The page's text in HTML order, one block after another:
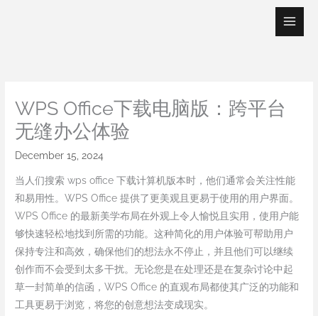
WPS Office下载电脑版：跨平台
无缝办公体验
December 15, 2024
当人们搜索 wps office 下载计算机版本时，他们通常会关注性能
和易用性。WPS Office 提供了更美观且更易于使用的用户界面。
WPS Office 的最新美学布局在外观上令人愉悦且实用，使用户能
够快速轻松地找到所需的功能。这种简化的用户体验可帮助用户
保持专注和高效，确保他们的想法永不停止，并且他们可以继续
创作而不会受到太多干扰。无论您是在处理还是在复杂讨论中起
草一封简单的信函，WPS Office 的直观布局都使其广泛的功能和
工具更易于浏览，将您的创意想法变成现实。